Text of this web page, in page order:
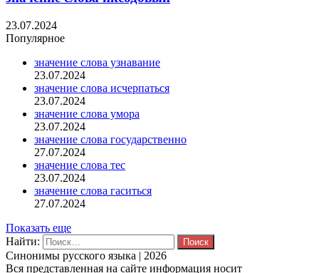
23.07.2024
Популярное
значение слова узнавание
23.07.2024
значение слова исчерпаться
23.07.2024
значение слова умора
23.07.2024
значение слова государственно
27.07.2024
значение слова тес
23.07.2024
значение слова гаситься
27.07.2024
Показать еще
Найти:
Синонимы русского языка | 2026
Вся представленная на сайте информация носит